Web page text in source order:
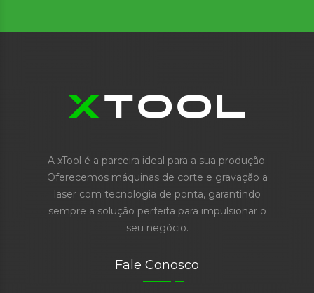
A xTool é a parceira ideal para a sua produção.
Oferecemos máquinas de corte e gravação a
laser com tecnologia de ponta, garantindo
sempre a solução perfeita para impulsionar o
seu negócio.
Fale Conosco